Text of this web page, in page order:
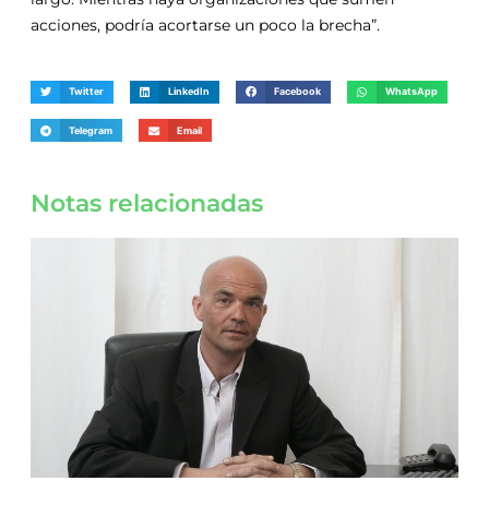
acciones, podría acortarse un poco la brecha”.
Twitter LinkedIn Facebook WhatsApp
Telegram Email
Notas relacionadas